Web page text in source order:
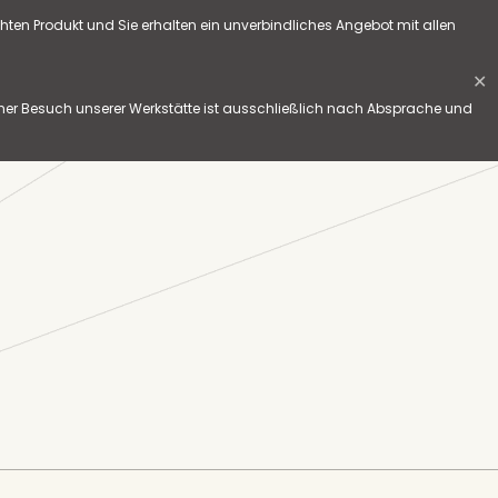
Produkt und Sie erhalten ein unverbindliches Angebot mit allen
Besuch unserer Werkstätte ist ausschließlich nach Absprache und
✕